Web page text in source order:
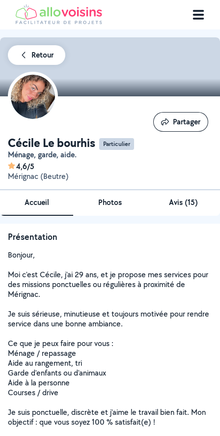
Retour
Cécile Le bourhis Particulier
Ménage, garde, aide.
4,6/5
Mérignac (Beutre)
Partager
Partager
Accueil Photos Avis (15)
Présentation
Bonjour,
Moi c'est Cécile, j'ai 29 ans, et je propose mes services pour
des missions ponctuelles ou régulières à proximité de
Mérignac.
Je suis sérieuse, minutieuse et toujours motivée pour rendre
service dans une bonne ambiance.
Ce que je peux faire pour vous :
Ménage / repassage
Aide au rangement, tri
Garde d'enfants ou d'animaux
Aide à la personne
Courses / drive
Je suis ponctuelle, discrète et j'aime le travail bien fait. Mon
objectif : que vous soyez 100 % satisfait(e) !